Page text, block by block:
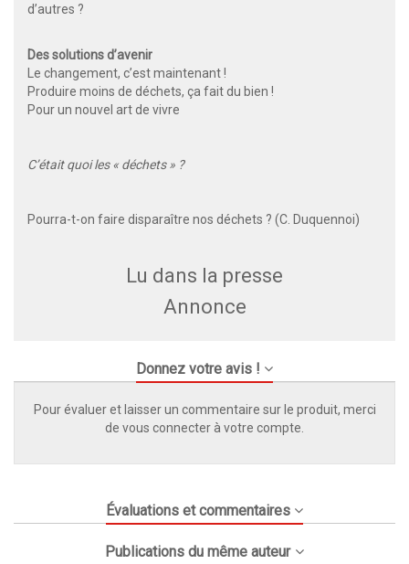
d’autres ?
Des solutions d’avenir
Le changement, c’est maintenant !
Produire moins de déchets, ça fait du bien !
Pour un nouvel art de vivre
C’était quoi les « déchets » ?
Pourra-t-on faire disparaître nos déchets ? (C. Duquennoi)
Lu dans la presse
Annonce
Donnez votre avis !
Pour évaluer et laisser un commentaire sur le produit, merci
de vous connecter à votre compte.
Évaluations et commentaires
Publications du même auteur